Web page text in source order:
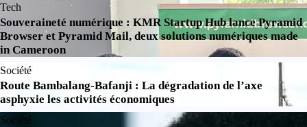
Tech
Souveraineté numérique : KMR Startup Hub lance Pyramid
Browser et Pyramid Mail, deux solutions numériques made
in Cameroon
Société
Route Bambalang-Bafanji : La dégradation de l’axe
asphyxie les activités économiques
Société